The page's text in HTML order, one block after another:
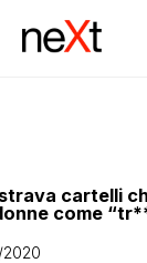
cartelli
come
2020